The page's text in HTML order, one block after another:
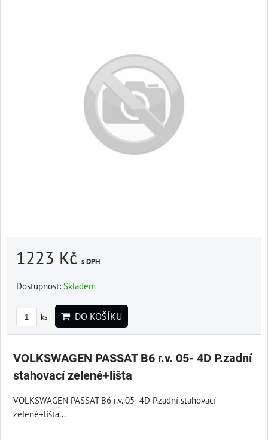
1223 Kč s DPH
Dostupnost: Skladem
ks DO KOŠÍKU
VOLKSWAGEN PASSAT B6 r.v. 05- 4D P.zadní
stahovací zelené+lišta
VOLKSWAGEN PASSAT B6 r.v. 05- 4D P.zadní stahovací
zelené+lišta...